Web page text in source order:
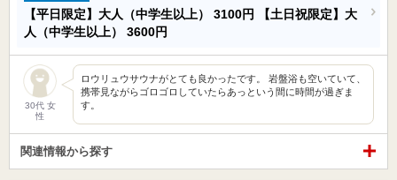
【平日限定】大人（中学生以上） 3100円
【土日祝限定】大
人（中学生以上） 3600円
30代 女
性
ロウリュウサウナがとても良かったです。 岩盤浴も空いていて、
携帯見ながらゴロゴロしていたらあっという間に時間が過ぎま
す。
関連情報から探す